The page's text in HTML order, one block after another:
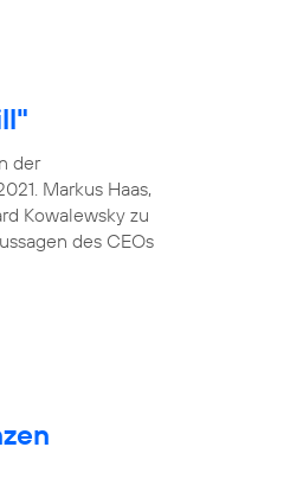
der
Markus Haas,
Kowalewsky zu
des CEOs